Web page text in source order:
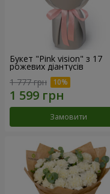
Букет "Pink vision" з 17
рожевих діантусів
1 777 грн
Замовити